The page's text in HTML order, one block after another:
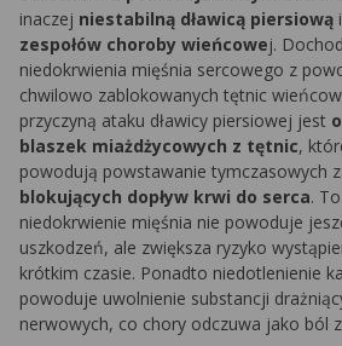
inaczej niestabilną dławicą piersiową
zespołów choroby wieńcowej.
niedokrwienia mięśnia sercowego z
chwilowo zablokowanych tętnic
przyczyną ataku dławicy piersiowej jest
blaszek miażdżycowych z tętnic,
powodują powstawanie tymczasowych z
blokujących dopływ krwi do serca.
niedokrwienie mięśnia nie powoduje
uszkodzeń, ale zwiększa ryzyko
krótkim czasie. Ponadto niedotlenienie
powoduje uwolnienie substancji
nerwowych, co chory odczuwa jako ból